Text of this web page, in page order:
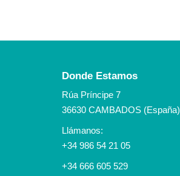
Donde Estamos
Rúa Príncipe 7
36630 CAMBADOS (España)
Llámanos:
+34 986 54 21 05
+34 666 605 529